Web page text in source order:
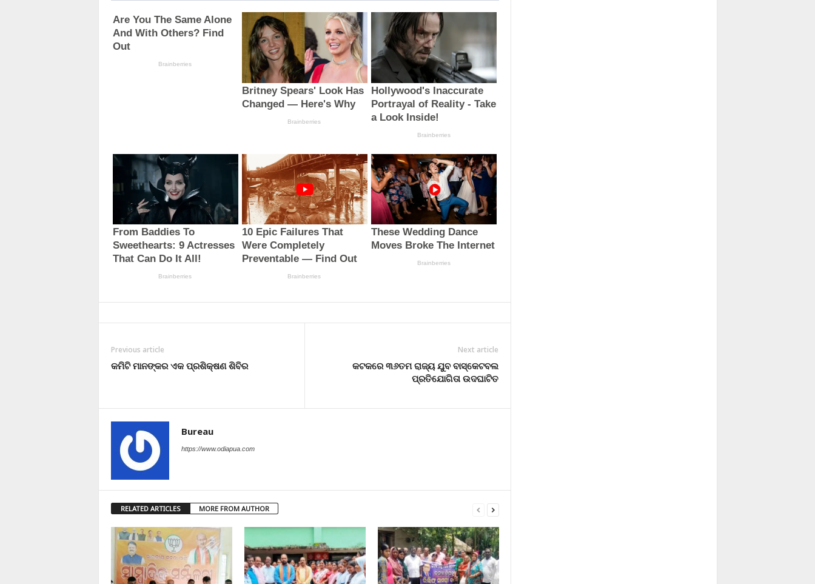
Previous article
କମିଟି ମାନଙ୍କର ଏକ ପ୍ରଶିକ୍ଷଣ ଶିବିର
Next article
କଟକରେ ୩୬ତମ ରାଜ୍ୟ ଯୁବ ବାସ୍କେଟବଲ
ପ୍ରତିଯୋଗିତା ଉଦଘାଟିତ
Bureau
https://www.odiapua.com
RELATED ARTICLES MORE FROM AUTHOR